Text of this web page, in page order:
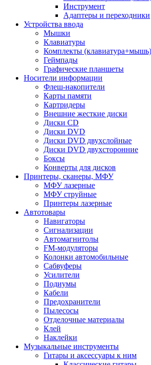
Инструмент
Адаптеры и переходники
Устройства ввода
Мышки
Клавиатуры
Комплекты (клавиатура+мышь)
Геймпады
Графические планшеты
Носители информации
Флеш-накопители
Карты памяти
Картридеры
Внешние жесткие диски
Диски CD
Диски DVD
Диски DVD двухслойные
Диски DVD двухсторонние
Боксы
Конверты для дисков
Принтеры, сканеры, МФУ
МФУ лазерные
МФУ струйные
Принтеры лазерные
Автотовары
Навигаторы
Сигнализации
Автомагнитолы
FM-модуляторы
Колонки автомобильные
Сабвуферы
Усилители
Подиумы
Кабели
Предохранители
Пылесосы
Отделочные материалы
Клей
Наклейки
Музыкальные инструменты
Гитары и аксессуары к ним